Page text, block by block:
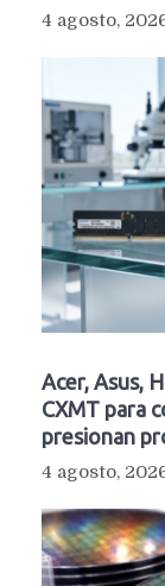
4 agosto,
Acer, Asus,
CXMT para
presionan
4 agosto,